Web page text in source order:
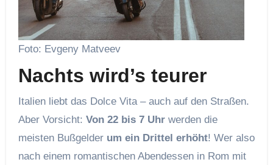
Foto: Evgeny Matveev
Nachts wird’s teurer
Italien liebt das Dolce Vita – auch auf den Straßen.
Aber Vorsicht: Von 22 bis 7 Uhrwerden die
meisten Bußgelder um ein Drittel erhöht! Wer also
nach einem romantischen Abendessen in Rom mit